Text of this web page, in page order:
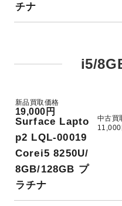
チナ
i5/
Surface Lapto
p2 LQL-00019
Corei5 8250U/
8GB/128GB プ
ラチナ
新品買取価格
19,000円
中古買